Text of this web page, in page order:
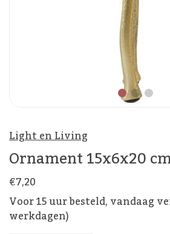
Light en Living
Ornament 15x6x20
€7,20
Voor 15 uur besteld, vandaag
werkdagen)